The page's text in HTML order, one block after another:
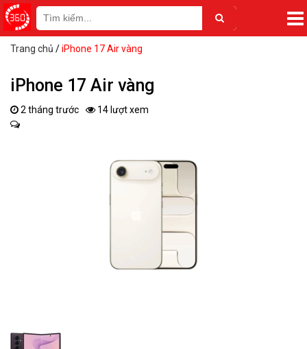
Trang chủ /iPhone 17 Air vàng
iPhone 17 Air vàng
2 tháng trước 14 lượt xem